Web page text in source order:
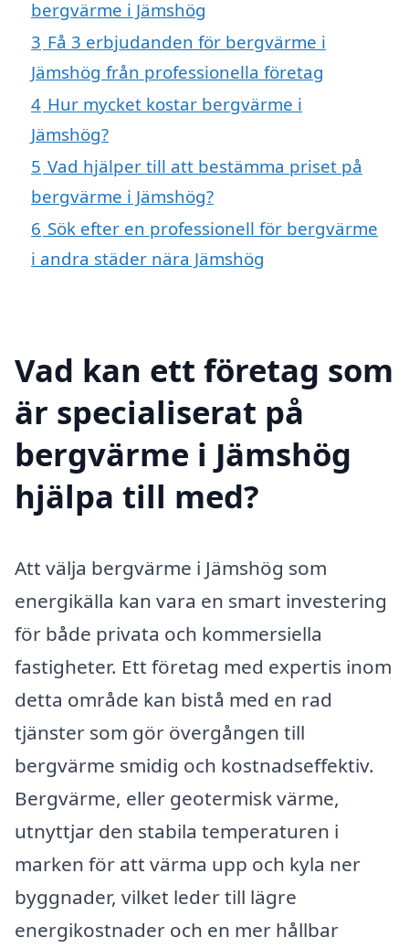
bergvärme i Jämshög
3 Få 3 erbjudanden för bergvärme i
Jämshög från professionella företag
4 Hur mycket kostar bergvärme i
Jämshög?
5 Vad hjälper till att bestämma priset på
bergvärme i Jämshög?
6 Sök efter en professionell för bergvärme
i andra städer nära Jämshög
Vad kan ett företag som
är specialiserat på
bergvärme i Jämshög
hjälpa till med?
Att välja bergvärme i Jämshög som
energikälla kan vara en smart investering
för både privata och kommersiella
fastigheter. Ett företag med expertis inom
detta område kan bistå med en rad
tjänster som gör övergången till
bergvärme smidig och kostnadseffektiv.
Bergvärme, eller geotermisk värme,
utnyttjar den stabila temperaturen i
marken för att värma upp och kyla ner
byggnader, vilket leder till lägre
energikostnader och en mer hållbar